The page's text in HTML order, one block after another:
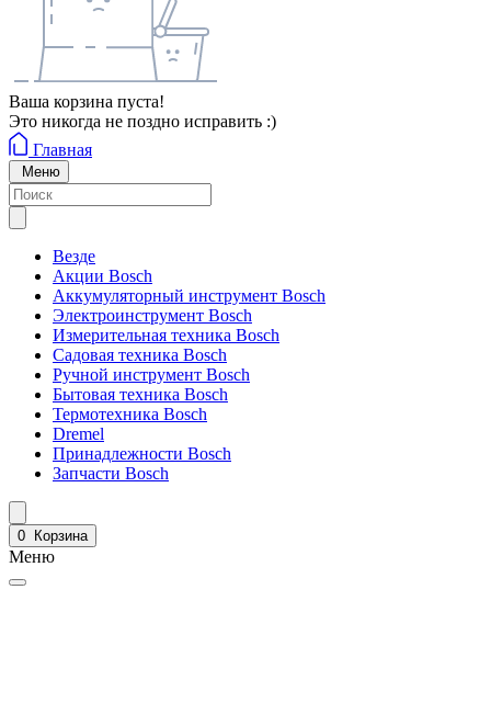
Ваша корзина пуста!
Это никогда не поздно исправить :)
Главная
Меню
Везде
Акции Bosch
Аккумуляторный инструмент Bosch
Электроинструмент Bosch
Измерительная техника Bosch
Садовая техника Bosch
Ручной инструмент Bosch
Бытовая техника Bosch
Термотехника Bosch
Dremel
Принадлежности Bosch
Запчасти Bosch
0 Корзина
Меню